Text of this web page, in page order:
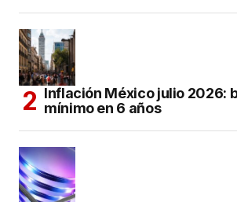
Inflación México julio 2026:
mínimo en 6 años